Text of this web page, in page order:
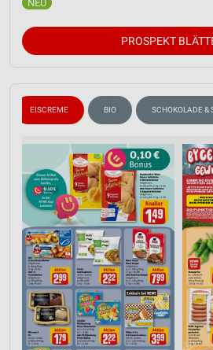
PROSPEKT
EISCREME BIO SCHOKOLADE &